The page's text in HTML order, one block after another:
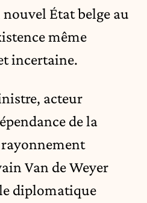
État belge au
même
incertaine.
acteur
de la
rayonnement
Van de Weyer
diplomatique